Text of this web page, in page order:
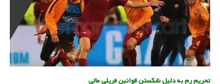
تحریم رم به دلیل شکستن قوانین فرپلی مالی